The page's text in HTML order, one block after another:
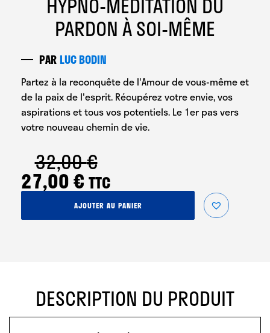
HYPNO-MÉDITATION DU
PARDON À SOI-MÊME
PARLUC BODIN
Partez à la reconquête de l'Amour de vous-même et
de la paix de l'esprit. Récupérez votre envie, vos
aspirations et tous vos potentiels. Le 1er pas vers
votre nouveau chemin de vie.
32,00€
Le
prix
initial
27,00€Le
prix
actuel
TTC
Même
AJOUTER AU PANIER
DESCRIPTION DU PRODUIT